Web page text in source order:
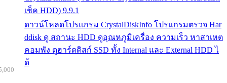
เช็ค HDD) 9.9.1
ดาวน์โหลดโปรแกรม CrystalDiskInfo โปรแกรมตรวจ Har
ddisk ดู สถานะ HDD ดูอุณหภูมิเครื่อง ความเร็ว หาสาเหต
คอมพัง ดูฮาร์ดดิสก์ SSD ทั้ง Internal และ External HDD ไ
ด้